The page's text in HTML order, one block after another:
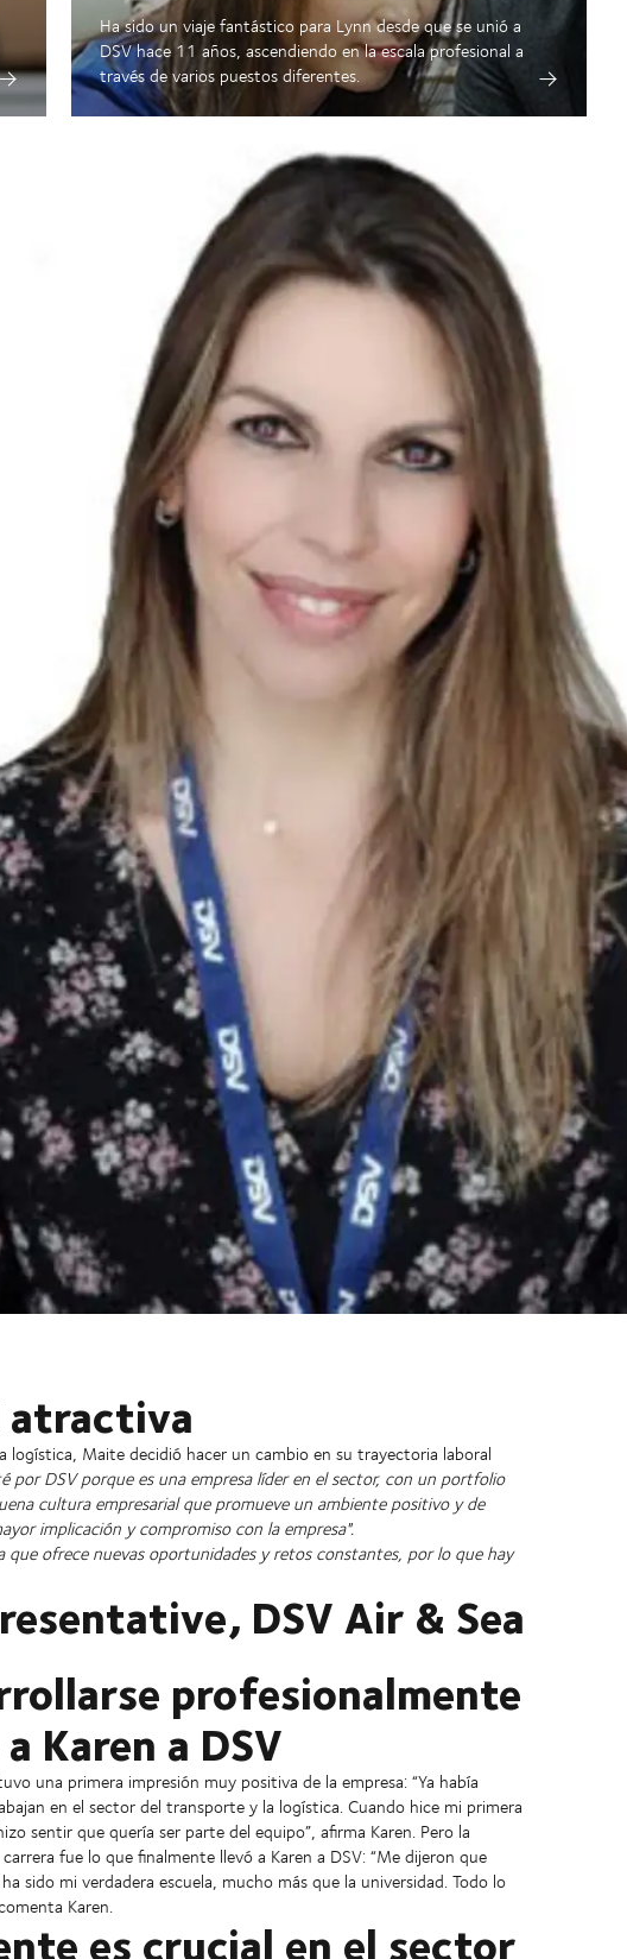
Ha sido un viaje fantástico para Lynn desde que se unió a
DSV hace 11 años, ascendiendo en la escala profesional a
través de varios puestos diferentes.
atractiva
logística, Maite decidió hacer un cambio en su trayectoria laboral
por DSV porque es una empresa líder en el sector, con un portfolio
cultura empresarial que promueve un ambiente positivo y de
implicación y compromiso con la empresa".
que ofrece nuevas oportunidades y retos constantes, por lo que hay
DSV Air & Sea
profesionalmente
Karen a DSV
una primera impresión muy positiva de la empresa: “Ya había
en el sector del transporte y la logística. Cuando hice mi primera
sentir que quería ser parte del equipo”, afirma Karen. Pero la
fue lo que finalmente llevó a Karen a DSV: “Me dijeron que
sido mi verdadera escuela, mucho más que la universidad. Todo lo
Karen.
es crucial en el sector